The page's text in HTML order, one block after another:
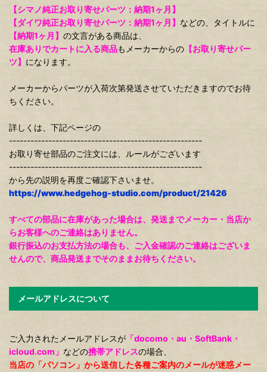
【シマノ純正お取り寄せパーツ：納期1ヶ月】
【ダイワ純正お取り寄せパーツ：納期1ヶ月】 などの、タイトルに
【納期1ヶ月】 の文言がある商品は、
在庫ありでカートに入る商品もメーカーからの 【お取り寄せパー
ツ】 になります。
メーカーからパーツが入荷次第発送させていただきますのでお待
ちください。
詳しくは、下記ページの
------------------------------------------------------
お取り寄せ部品のご注文には、ルールがございます
------------------------------------------------------
から先の説明を再度ご確認下さいませ。
https://www.hedgehog-studio.com/product/21426
すべての部品に在庫があった場合は、発送までメーカー・当店か
らお客様へのご連絡はありません。
銀行振込のお支払方法の場合も、ご入金確認のご連絡はございま
せんので、商品発送までそのままお待ちください。
メールアドレスについて
ご入力されたメールアドレスが 「docomo・au・SoftBank・
icloud.com」 などの携帯アドレスの場合、
当店の「パソコン」から送信した各種ご案内のメールが迷惑メー